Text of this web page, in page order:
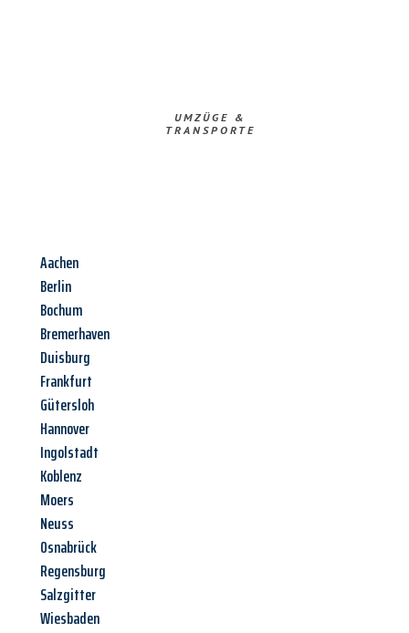
UMZÜGE &
TRANSPORTE
Aachen
Berlin
Bochum
Bremerhaven
Duisburg
Frankfurt
Gütersloh
Hannover
Ingolstadt
Koblenz
Moers
Neuss
Osnabrück
Regensburg
Salzgitter
Wiesbaden